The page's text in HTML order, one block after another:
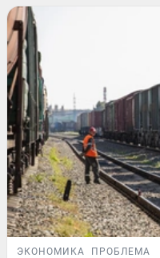
ЭКОНОМИКА ПРОБЛЕМА